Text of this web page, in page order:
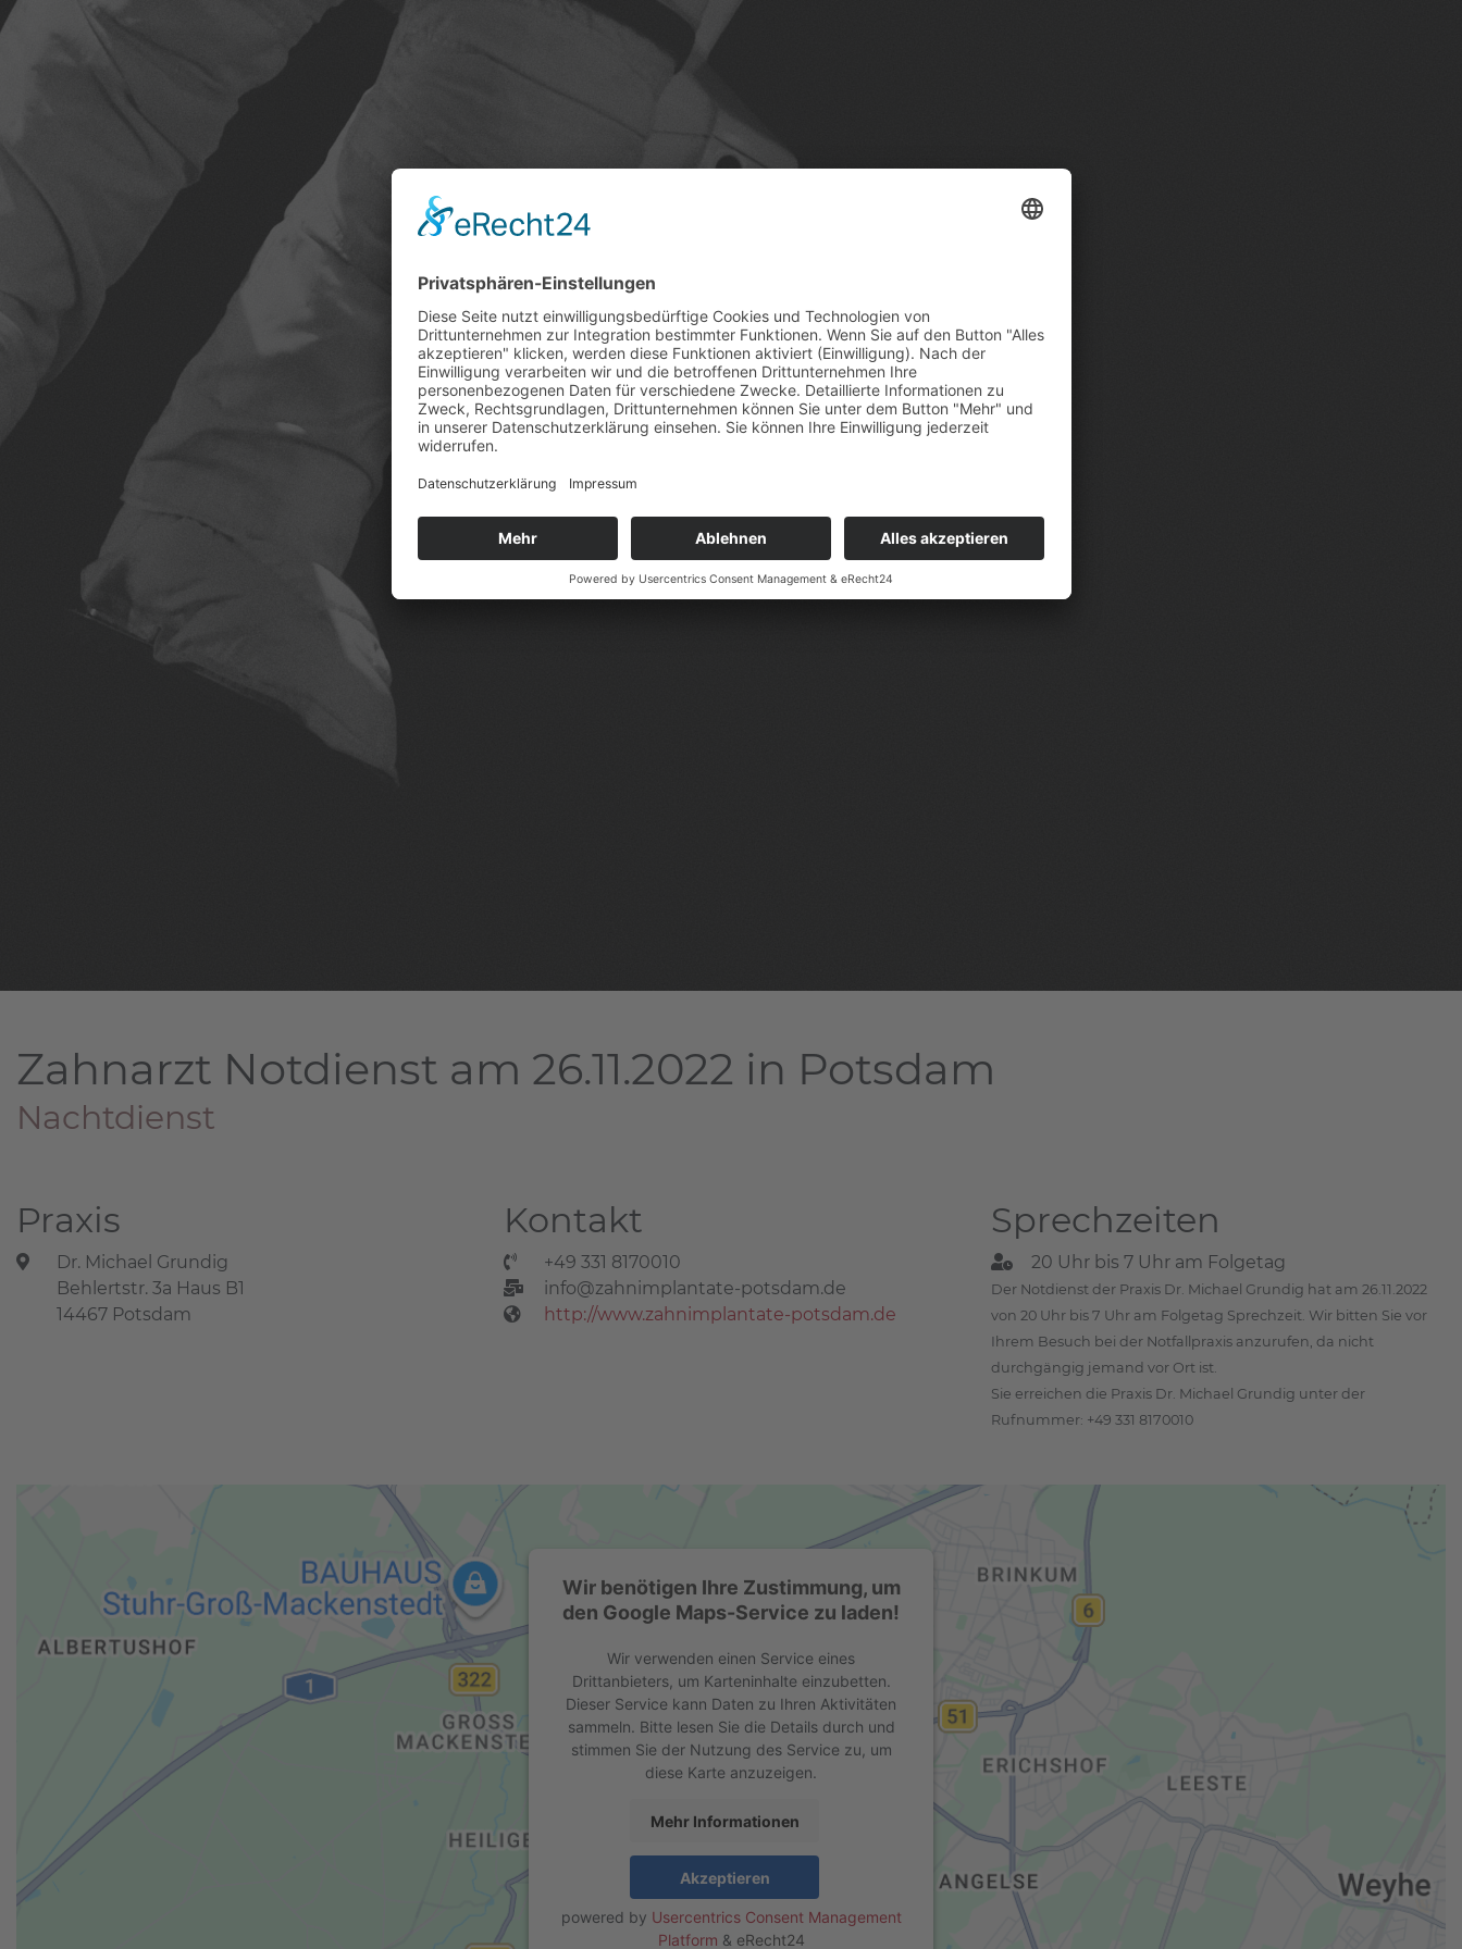
Zahnarzt Notdienst am 26.11.2022 in Potsdam
Nachtdienst
Praxis
Dr. Michael Grundig
Behlertstr. 3a Haus B1
14467 Potsdam
Kontakt
+49 331 8170010
info@zahnimplantate-potsdam.de
http://www.zahnimplantate-potsdam.de
Sprechzeiten
20 Uhr bis 7 Uhr am Folgetag
Der Notdienst der Praxis Dr. Michael Grundig hat am 26.11.2022
von 20 Uhr bis 7 Uhr am Folgetag Sprechzeit. Wir bitten Sie vor
Ihrem Besuch bei der Notfallpraxis anzurufen, da nicht
durchgängig jemand vor Ort ist.
Sie erreichen die Praxis Dr. Michael Grundig unter der
Rufnummer: +49 331 8170010
Wir benötigen Ihre Zustimmung, um
den Google Maps-Service zu laden!
Wir verwenden einen Service eines
Drittanbieters, um Karteninhalte einzubetten.
Dieser Service kann Daten zu Ihren Aktivitäten
sammeln. Bitte lesen Sie die Details durch und
stimmen Sie der Nutzung des Service zu, um
diese Karte anzuzeigen.
Mehr Informationen
Akzeptieren
powered by Usercentrics Consent Management
Platform & eRecht24